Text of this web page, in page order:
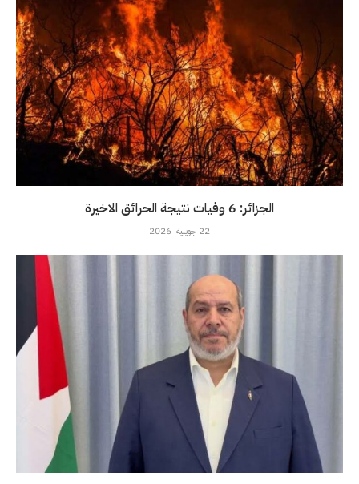
الجزائر: 6 وفيات نتيجة الحرائق الاخيرة
22 جويلية، 2026